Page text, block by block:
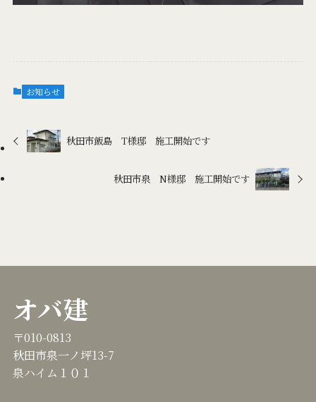
お知らせ
秋田市飯島 T様邸 施工開始です
秋田市泉 N様邸 施工開始です
オバ建
〒010-0813
秋田市泉一ノ坪13-7
泉ハイム１０１